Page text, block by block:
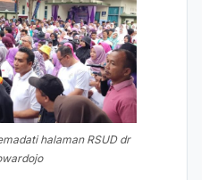
halaman RSUD dr